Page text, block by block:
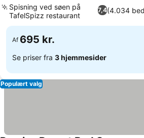
7,4(4.034
Spisning ved søen på
TafelSpizz restaurant
Af 695 kr.
Se priser fra 3 hjemmesider
Populært valg